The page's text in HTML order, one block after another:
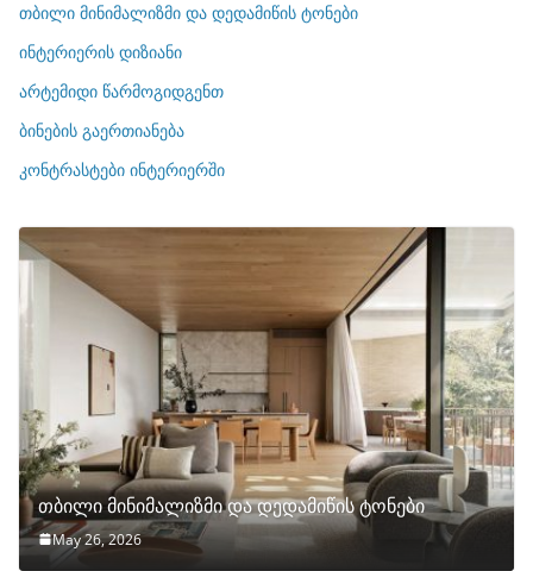
ო
რ
ბ
ი
თბილი მინიმალიზმი და დედამიწის ტონები
ინტერიერის დიზიანი
არტემიდი წარმოგიდგენთ
ბინების გაერთიანება
კონტრასტები ინტერიერში
თბილი მინიმალიზმი და დედამიწის ტონები
May 26, 2026